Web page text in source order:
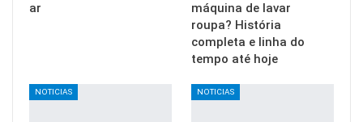
ar
máquina de lavar
roupa? História
completa e linha do
tempo até hoje
NOTICIAS NOTICIAS